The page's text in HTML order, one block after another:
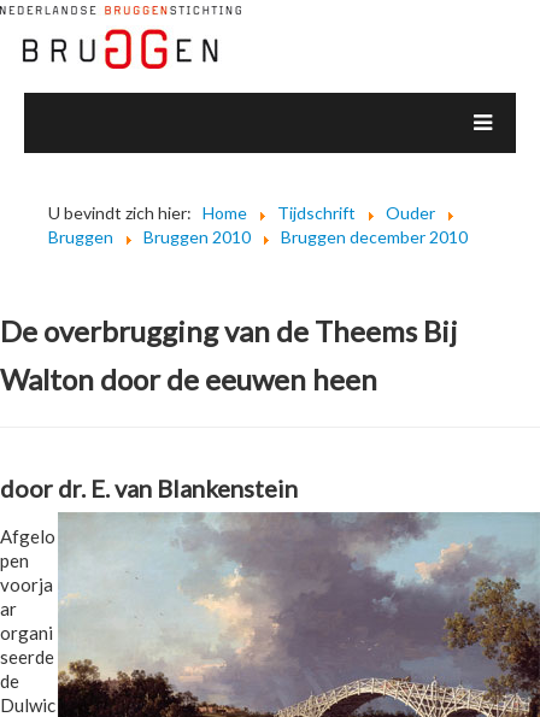
U bevindt zich hier: Home Tijdschrift
Ouder
Bruggen
Bruggen 2010 Bruggen december 2010
De overbrugging van de Theems Bij
Walton door de eeuwen heen
door dr. E. van Blankenstein
Afgelo
pen
voorja
ar
organi
seerde
de
Dulwic